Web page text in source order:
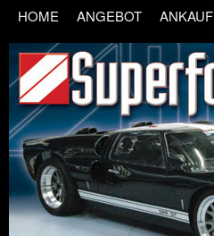
content
HOME ANGEBOT ANKAUF